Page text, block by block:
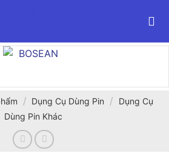
/ Dụng Cụ Dùng Pin /
Dụng Cụ
Dùng Pin Khác